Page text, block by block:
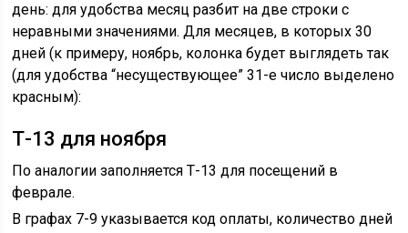
день: для удобства месяц разбит на две строки с
неравными значениями. Для месяцев, в которых 30
дней (к примеру, ноябрь, колонка будет выглядеть так
(для удобства “несуществующее” 31-е число выделено
красным):
Т-13 для ноября
По аналогии заполняется Т-13 для посещений в
феврале.
В графах 7-9 указывается код оплаты, количество дней